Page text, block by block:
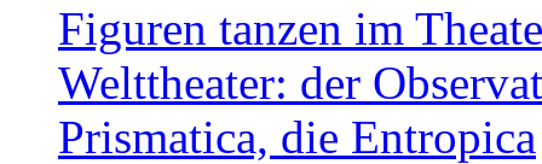
Figuren tanzen im
Welttheater: der
Prismatica, die Entropica